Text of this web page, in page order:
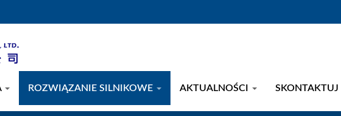
ROZWIĄZANIE SILNIKOWE AKTUALNOŚCI SKONTAKTUJ